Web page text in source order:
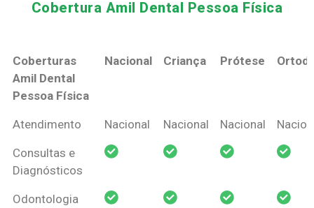
Cobertura Amil Dental Pessoa Física​
Coberturas
Amil Dental
Pessoa Física
Nacional Criança Prótese
Coberturas
Pessoa Física
Nacional Criança Prótese
Atendimento Nacional Nacional Nacional
Consultas e
Diagnósticos
Odontologia